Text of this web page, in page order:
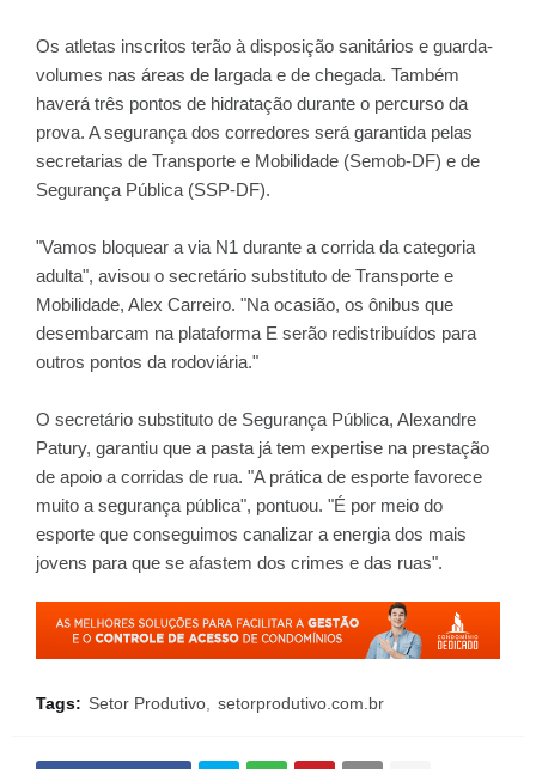
Os atletas inscritos terão à disposição sanitários e guarda-
volumes nas áreas de largada e de chegada. Também
haverá três pontos de hidratação durante o percurso da
prova. A segurança dos corredores será garantida pelas
secretarias de Transporte e Mobilidade (Semob-DF) e de
Segurança Pública (SSP-DF).
"Vamos bloquear a via N1 durante a corrida da categoria
adulta", avisou o secretário substituto de Transporte e
Mobilidade, Alex Carreiro. "Na ocasião, os ônibus que
desembarcam na plataforma E serão redistribuídos para
outros pontos da rodoviária."
O secretário substituto de Segurança Pública, Alexandre
Patury, garantiu que a pasta já tem expertise na prestação
de apoio a corridas de rua. "A prática de esporte favorece
muito a segurança pública", pontuou. "É por meio do
esporte que conseguimos canalizar a energia dos mais
jovens para que se afastem dos crimes e das ruas".
Tags: Setor Produtivo setorprodutivo.com.br